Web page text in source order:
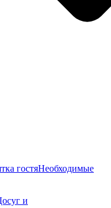
гостяНеобходимые
и